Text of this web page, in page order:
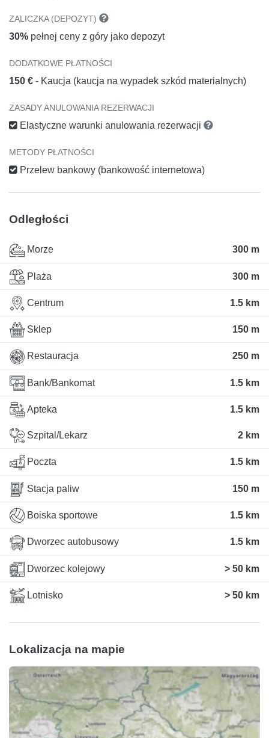
ZALICZKA (DEPOZYT)
30% pełnej ceny z góry jako depozyt
DODATKOWE PŁATNOŚCI
150 € - Kaucja (kaucja na wypadek szkód materialnych)
ZASADY ANULOWANIA REZERWACJI
Elastyczne warunki anulowania rezerwacji
METODY PŁATNOŚCI
Przelew bankowy (bankowość internetowa)
Odległości
Morze 300 m
Plaża 300 m
Centrum 1.5 km
Sklep 150 m
Restauracja 250 m
Bank/Bankomat 1.5 km
Apteka 1.5 km
Szpital/Lekarz 2 km
Poczta 1.5 km
Stacja paliw 150 m
Boiska sportowe 1.5 km
Dworzec autobusowy 1.5 km
Dworzec kolejowy > 50 km
Lotnisko > 50 km
Lokalizacja na mapie